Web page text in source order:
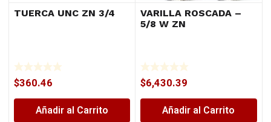
TUERCA UNC ZN 3/4
$360.46
Añadir al Carrito
VARILLA ROSCADA –
5/8 W ZN
$6,430.39
Añadir al Carrito